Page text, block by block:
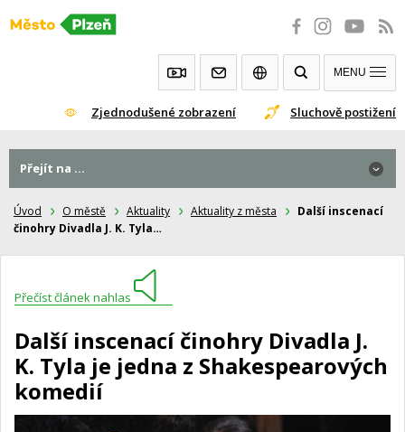
Přeskočit
Zjednodušené zobrazení Sluchově postižení
MENU
Úvod O městě Aktuality Aktuality z města
Další inscenací
činohry Divadla J. K. Tyla…
Přečíst článek nahlas
Další inscenací činohry Divadla J.
K. Tyla je jedna z Shakespearových
komedií
Přejít na ...